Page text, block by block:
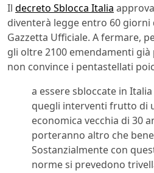
Il decreto Sblocca Italia
diventerà legge entro 60 giorni
Gazzetta Ufficiale. A fermare,
gli oltre 2100 emendamenti
non convince i pentastellati
a essere sbloccate in
quegli interventi frutto di
economica vecchia di 30
porteranno altro che
Sostanzialmente con
norme si prevedono